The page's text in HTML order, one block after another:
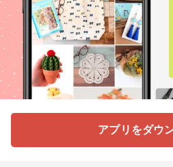
アプリをダウ